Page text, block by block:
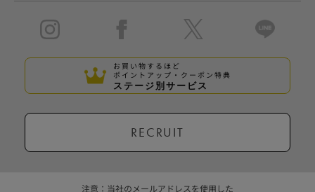
お買い物するほど
ポイントアップ・クーポン特典
ステージ別サービス
RECRUIT
注意：当社のメールアドレスを使用した